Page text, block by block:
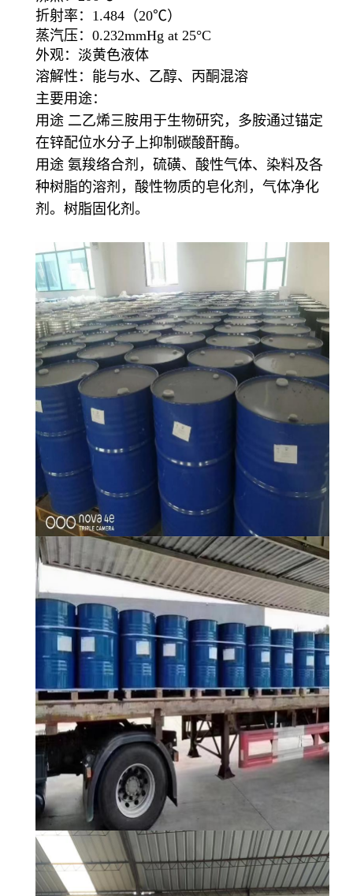
折射率：1.484（20℃）
蒸汽压：0.232mmHg at 25°C
外观：淡黄色液体
溶解性：能与水、乙醇、丙酮混溶
主要用途：
用途 二乙烯三胺用于生物研究，多胺通过锚定
在锌配位水分子上抑制碳酸酐酶。
用途 氨羧络合剂，硫磺、酸性气体、染料及各
种树脂的溶剂，酸性物质的皂化剂，气体净化
剂。树脂固化剂。